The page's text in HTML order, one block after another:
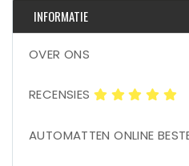
INFORMATIE
OVER ONS
RECENSIES
AUTOMATTEN ONLINE